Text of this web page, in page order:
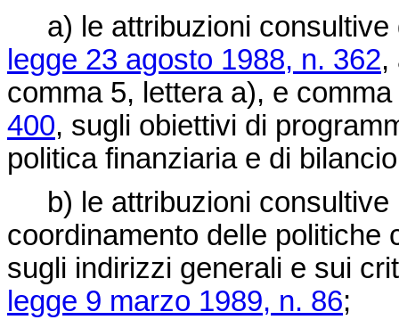
a) le attribuzioni consultive
legge 23 agosto 1988, n. 362,
comma 5, lettera a), e
400, sugli obiettivi di
politica finanziaria e di
b) le attribuzioni consultive
coordinamento delle politiche
sugli indirizzi generali e sui
legge 9 marzo 1989, n. 86;